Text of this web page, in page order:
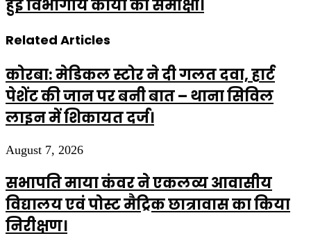
हुई विभागीय कार्यों की समीक्षा।
Related Articles
कोरबा: मेडिकल स्टोर ने दी गलत दवा, हार्ट
पेशेंट की जान पर बनी बात – थाना सिविल
लाइन में शिकायत दर्ज।
August 7, 2026
सभापति माया कंवर ने एकलव्य आवासीय
विद्यालय एवं पोस्ट मैट्रिक छात्रावास का किया
निरीक्षण।